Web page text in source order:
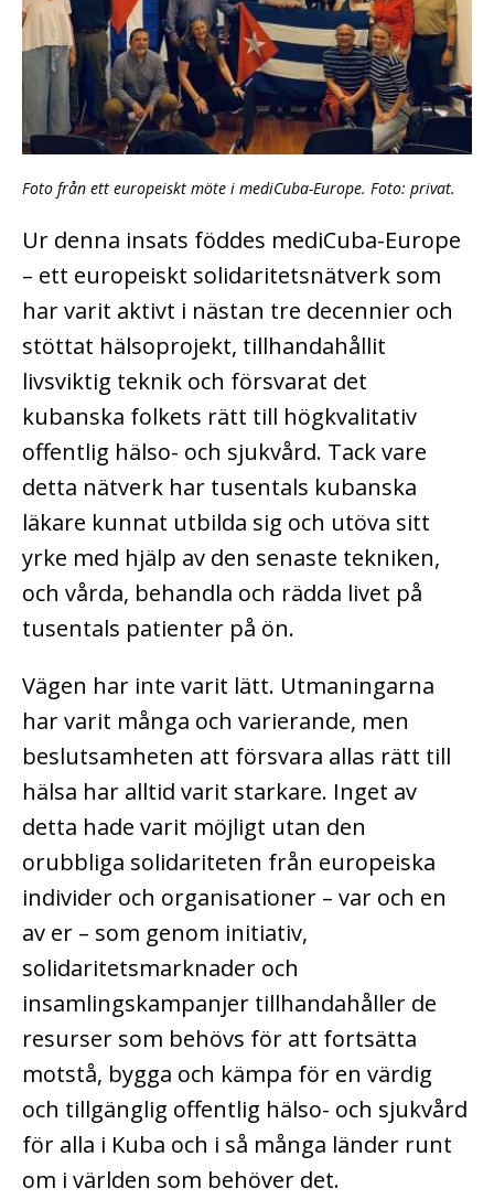
Foto från ett europeiskt möte i mediCuba-Europe. Foto: privat.
Ur denna insats föddes mediCuba-Europe
– ett europeiskt solidaritetsnätverk som
har varit aktivt i nästan tre decennier och
stöttat hälsoprojekt, tillhandahållit
livsviktig teknik och försvarat det
kubanska folkets rätt till högkvalitativ
offentlig hälso- och sjukvård. Tack vare
detta nätverk har tusentals kubanska
läkare kunnat utbilda sig och utöva sitt
yrke med hjälp av den senaste tekniken,
och vårda, behandla och rädda livet på
tusentals patienter på ön.
Vägen har inte varit lätt. Utmaningarna
har varit många och varierande, men
beslutsamheten att försvara allas rätt till
hälsa har alltid varit starkare. Inget av
detta hade varit möjligt utan den
orubbliga solidariteten från europeiska
individer och organisationer – var och en
av er – som genom initiativ,
solidaritetsmarknader och
insamlingskampanjer tillhandahåller de
resurser som behövs för att fortsätta
motstå, bygga och kämpa för en värdig
och tillgänglig offentlig hälso- och sjukvård
för alla i Kuba och i så många länder runt
om i världen som behöver det.